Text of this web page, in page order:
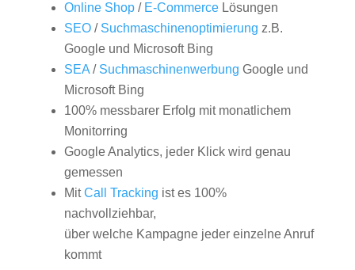
Online Shop/ E-CommerceLösungen
SEO/ Suchmaschinenoptimierung z.B.
Google und Microsoft Bing
SEA/ Suchmaschinenwerbung Google und
Microsoft Bing
100% messbarer Erfolg mit monatlichem
Monitorring
Google Analytics, jeder Klick wird genau
gemessen
MitCall Tracking ist es 100%
nachvollziehbar,
über welche Kampagne jeder einzelne Anruf
kommt